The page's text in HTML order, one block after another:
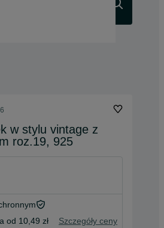
w stylu vintage z
roz.19, 925
od 10,49 zł Szczegóły ceny